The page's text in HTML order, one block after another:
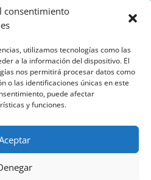
consentimiento
utilizamos tecnologías como las
a la información del dispositivo. El
nos permitirá procesar datos como
o las identificaciones únicas en este
puede afectar
y funciones.